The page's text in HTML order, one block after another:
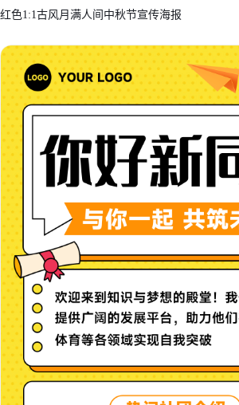
红色1:1古风月满人间中秋节宣传海报